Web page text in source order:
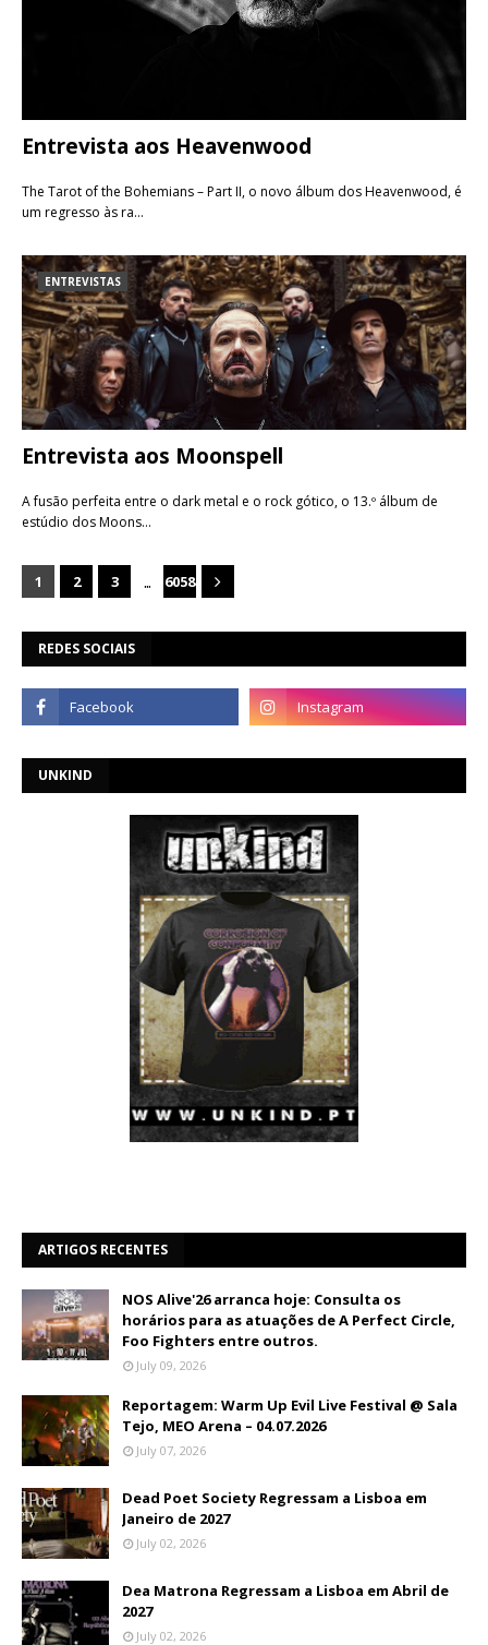
Entrevista aos Heavenwood
The Tarot of the Bohemians – Part II, o novo álbum dos Heavenwood, é
um regresso às ra…
ENTREVISTAS
Entrevista aos Moonspell
A fusão perfeita entre o dark metal e o rock gótico, o 13.º álbum de
estúdio dos Moons…
1 2 3 ... 6058
REDES SOCIAIS
UNKIND
ARTIGOS RECENTES
NOS Alive'26 arranca hoje: Consulta os
horários para as atuações de A Perfect Circle,
Foo Fighters entre outros.
July 09, 2026
Reportagem: Warm Up Evil Live Festival @ Sala
Tejo, MEO Arena – 04.07.2026
July 07, 2026
Dead Poet Society Regressam a Lisboa em
Janeiro de 2027
July 02, 2026
Dea Matrona Regressam a Lisboa em Abril de
2027
July 02, 2026